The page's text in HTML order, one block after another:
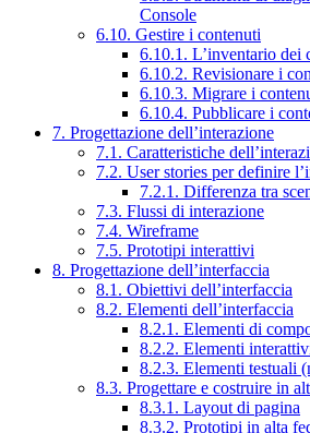
Console
6.10. Gestire i contenuti
6.10.1. L’inventario dei
6.10.2. Revisionare i
6.10.3. Migrare i
6.10.4. Pubblicare i
7. Progettazione dell’interazione
7.1. Caratteristiche
7.2. User stories per definire
7.2.1. Differenza tra
7.3. Flussi di interazione
7.4. Wireframe
7.5. Prototipi interattivi
8. Progettazione dell’interfaccia
8.1. Obiettivi dell’interfaccia
8.2. Elementi dell’interfaccia
8.2.1. Elementi di
8.2.2. Elementi
8.2.3. Elementi testuali
8.3. Progettare e costruire in
8.3.1. Layout di pagina
8.3.2. Prototipi in alta